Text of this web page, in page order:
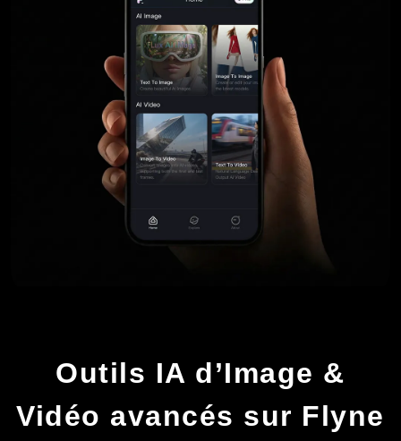
Outils IA d’Image &
Vidéo avancés sur Flyne